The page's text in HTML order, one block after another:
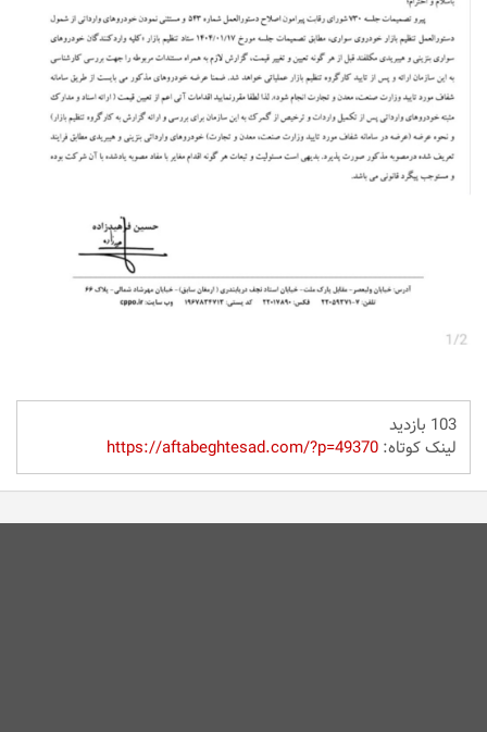
103 بازدید
لینک کوتاه:https://aftabeghtesad.com/?p=49370